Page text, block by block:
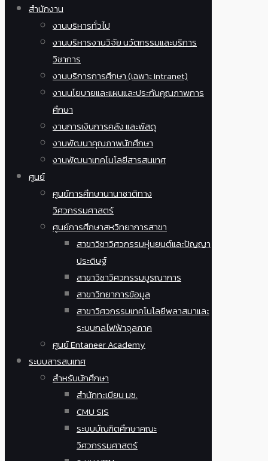
สำนักงาน
งานบริหารทั่วไป
งานบริหารงานวิจัย นวัตกรรมและบริการ
วิชาการ
งานบริการการศึกษา (เฉพาะ Intranet)
งานนโยบายและแผนและประกันคุณภาพการ
ศึกษา
งานการเงินการคลัง และพัสดุ
งานพัฒนาคุณภาพนักศึกษา
งานพัฒนาเทคโนโลยีสารสนเทศ
ศูนย์
ศูนย์การศึกษานานาชาติทาง
วิศวกรรมศาสตร์
ศูนย์การศึกษาสหวิทยาการสาขา
สาขาวิชาวิศวกรรมหุ่นยนต์และปัญญา
ประดิษฐ์
สาขาวิชาวิศวกรรมบูรณาการ
สาขาวิทยาการข้อมูล
สาขาวิศวกรรมเทคโนโลยีพลาสมาและ
ระบบกลไฟฟ้าจุลภาค
ศูนย์ Entaneer Academy
ระบบสารสนเทศ
สำหรับนักศึกษา
สำนักทะเบียน มช.
CMU SIS
ระบบบัณฑิตศึกษาคณะ
วิศวกรรมศาสตร์